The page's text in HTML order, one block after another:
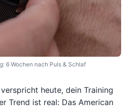
6 Wochen nach Puls & Schlaf
heute, dein Training
Trend ist real: Das American